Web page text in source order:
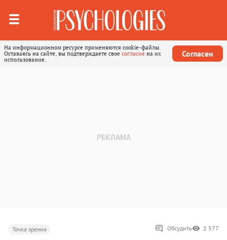
На информационном ресурсе применяются cookie-файлы.
Оставаясь на сайте, вы подтверждаете свое согласие на их
использование.
Согласен
Точка зрения Обсудить 2 577